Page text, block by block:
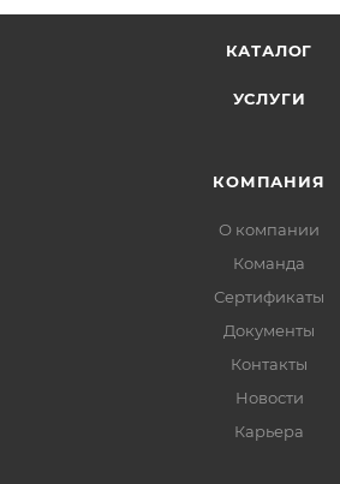
КАТАЛОГ
УСЛУГИ
КОМПАНИЯ
О компании
Команда
Сертификаты
Документы
Контакты
Новости
Карьера